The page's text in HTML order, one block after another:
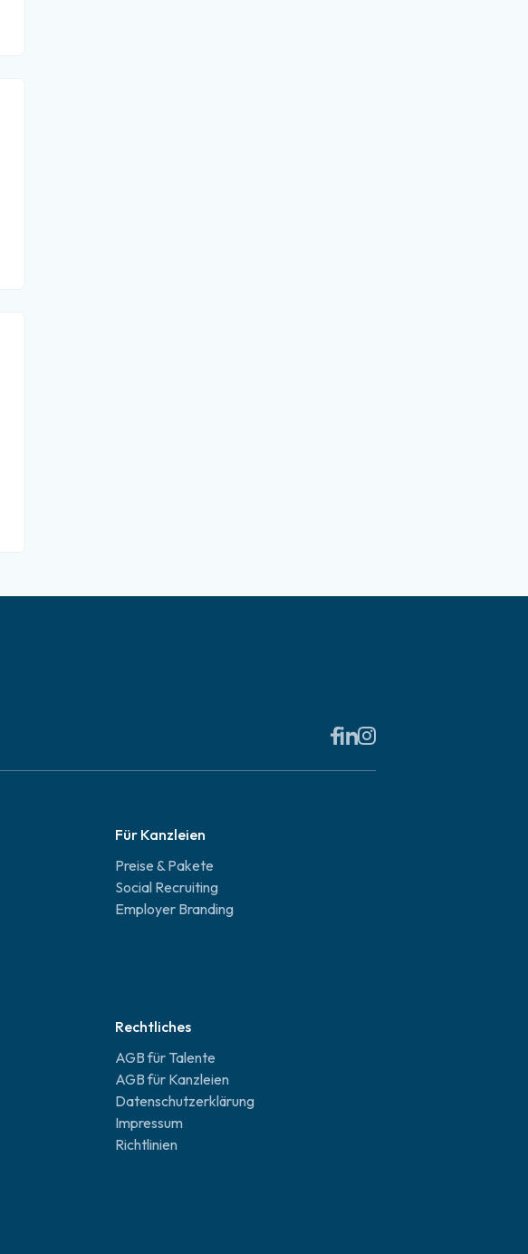
Für Kanzleien
Preise & Pakete
Social Recruiting
Employer Branding
Rechtliches
AGB für Talente
AGB für Kanzleien
Datenschutzerklärung
Impressum
Richtlinien